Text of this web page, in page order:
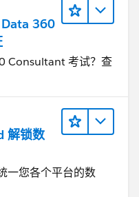
360
Consultant 考试？查
解锁数
一您各个平台的数